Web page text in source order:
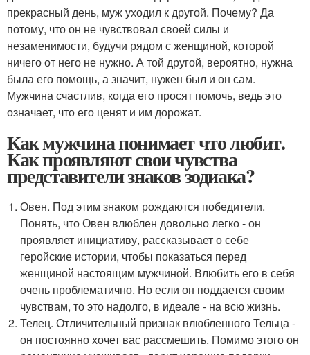
прекрасный день, муж уходил к другой. Почему? Да
потому, что он не чувствовал своей силы и
незаменимости, будучи рядом с женщиной, которой
ничего от него не нужно. А той другой, вероятно, нужна
была его помощь, а значит, нужен был и он сам.
Мужчина счастлив, когда его просят помочь, ведь это
означает, что его ценят и им дорожат.
Как мужчина понимает что любит.
Как проявляют свои чувства
представители знаков зодиака?
Овен. Под этим знаком рождаются победители.
Понять, что Овен влюблен довольно легко - он
проявляет инициативу, рассказывает о себе
геройские истории, чтобы показаться перед
женщиной настоящим мужчиной. Влюбить его в себя
очень проблематично. Но если он поддается своим
чувствам, то это надолго, в идеале - на всю жизнь.
Телец. Отличительный признак влюбленного Тельца -
он постоянно хочет вас рассмешить. Помимо этого он